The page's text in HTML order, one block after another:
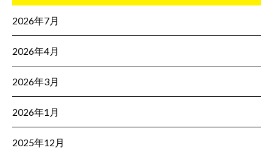
2026年7月
2026年4月
2026年3月
2026年1月
2025年12月